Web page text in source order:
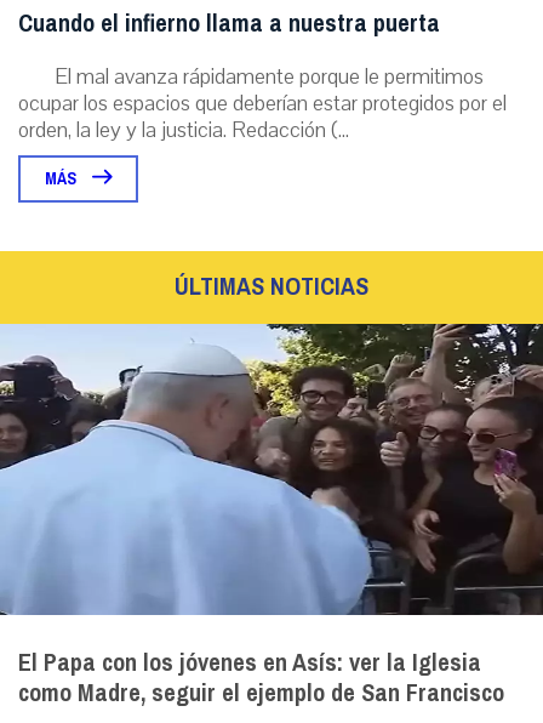
Cuando el infierno llama a nuestra puerta
El mal avanza rápidamente porque le permitimos
ocupar los espacios que deberían estar protegidos por el
orden, la ley y la justicia. Redacción (...
MÁS
ÚLTIMAS NOTICIAS
El Papa con los jóvenes en Asís: ver la Iglesia
como Madre, seguir el ejemplo de San Francisco